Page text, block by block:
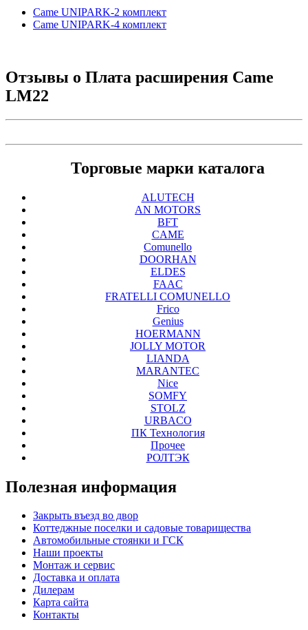
Came UNIPARK-2 комплект
Came UNIPARK-4 комплект
Отзывы о Плата расширения Came
LM22
Торговые марки каталога
ALUTECH
AN MOTORS
BFT
CAME
Comunello
DOORHAN
ELDES
FAAC
FRATELLI COMUNELLO
Frico
Genius
HOERMANN
JOLLY MOTOR
LIANDA
MARANTEC
Nice
SOMFY
STOLZ
URBACO
ПК Технология
Прочее
РОЛТЭК
Полезная информация
Закрыть въезд во двор
Коттеджные поселки и садовые товарищества
Автомобильные стоянки и ГСК
Наши проекты
Монтаж и сервис
Доставка и оплата
Дилерам
Карта сайта
Контакты